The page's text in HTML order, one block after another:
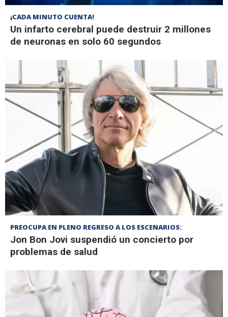
¡CADA MINUTO CUENTA!
Un infarto cerebral puede destruir 2 millones
de neuronas en solo 60 segundos
PREOCUPA EN PLENO REGRESO A LOS ESCENARIOS:
Jon Bon Jovi suspendió un concierto por
problemas de salud